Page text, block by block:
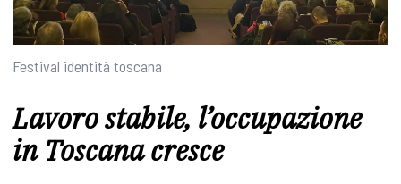
Festival identità toscana
Lavoro stabile, l’occupazione
in Toscana cresce